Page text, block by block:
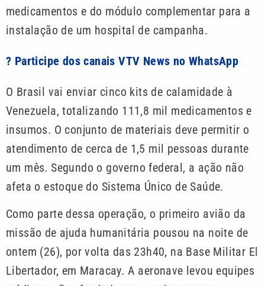
medicamentos e do módulo complementar para a
instalação de um hospital de campanha.
? Participe dos canais VTV News no WhatsApp
O Brasil vai enviar cinco kits de calamidade à
Venezuela, totalizando 111,8 mil medicamentos e
insumos. O conjunto de materiais deve permitir o
atendimento de cerca de 1,5 mil pessoas durante
um mês. Segundo o governo federal, a ação não
afeta o estoque do Sistema Único de Saúde.
Como parte dessa operação, o primeiro avião da
missão de ajuda humanitária pousou na noite de
ontem (26), por volta das 23h40, na Base Militar El
Libertador, em Maracay. A aeronave levou equipes